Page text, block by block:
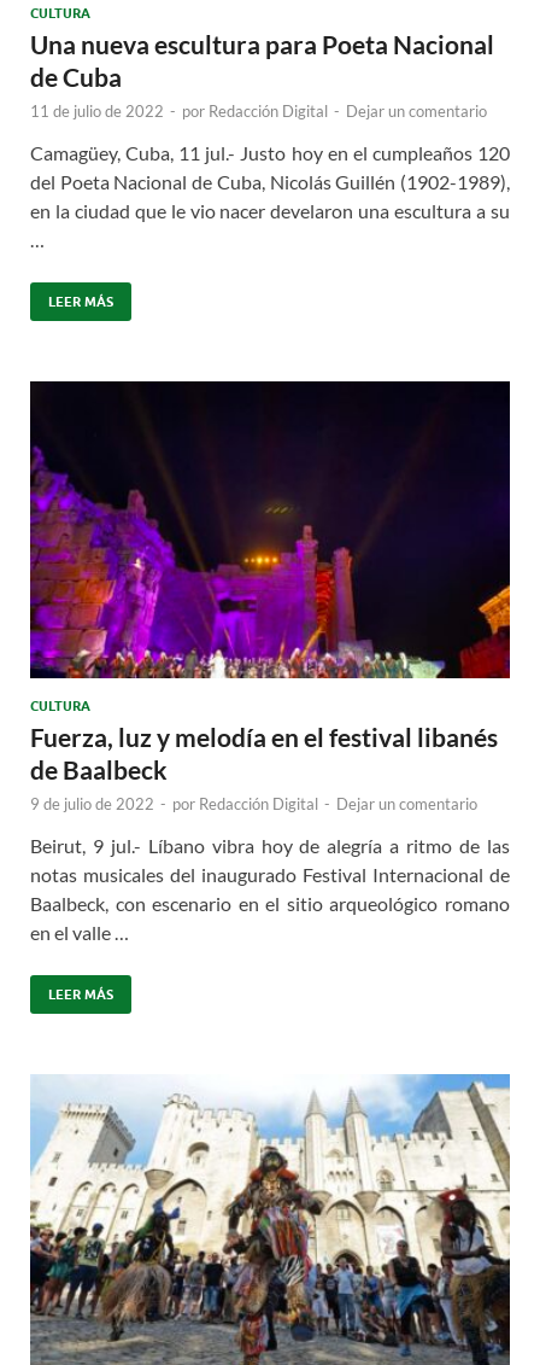
CULTURA
Una nueva escultura para Poeta Nacional
de Cuba
11 de julio de 2022 - por Redacción Digital - Dejar un comentario
Camagüey, Cuba, 11 jul.- Justo hoy en el cumpleaños 120
del Poeta Nacional de Cuba, Nicolás Guillén (1902-1989),
en la ciudad que le vio nacer develaron una escultura a su
…
LEER MÁS
CULTURA
Fuerza, luz y melodía en el festival libanés
de Baalbeck
9 de julio de 2022 - por Redacción Digital - Dejar un comentario
Beirut, 9 jul.- Líbano vibra hoy de alegría a ritmo de las
notas musicales del inaugurado Festival Internacional de
Baalbeck, con escenario en el sitio arqueológico romano
en el valle …
LEER MÁS